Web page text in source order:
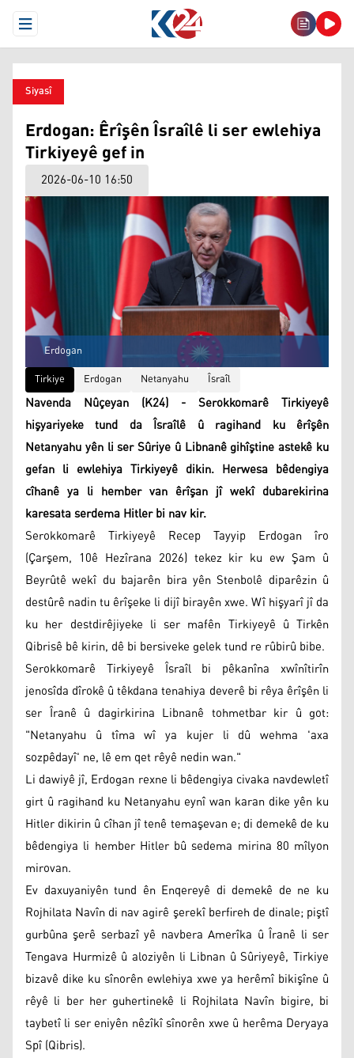
Open Menu
Siyasî
Erdogan: Êrîşên Îsraîlê li ser ewlehiya
Tirkiyeyê gef in
2026-06-10 16:50
Erdogan
Tirkiye
Erdogan Netanyahu Îsraîl
Navenda Nûçeyan (K24) - Serokkomarê Tirkiyeyê
hişyariyeke tund da Îsraîlê û ragihand ku êrîşên
Netanyahu yên li ser Sûriye û Libnanê gihîştine astekê ku
gefan li ewlehiya Tirkiyeyê dikin. Herwesa bêdengiya
cîhanê ya li hember van êrîşan jî wekî dubarekirina
karesata serdema Hitler bi nav kir.
Serokkomarê Tirkiyeyê Recep Tayyip Erdogan îro
(Çarşem, 10ê Hezîrana 2026) tekez kir ku ew Şam û
Beyrûtê wekî du bajarên bira yên Stenbolê diparêzin û
destûrê nadin tu êrîşeke li dijî birayên xwe. Wî hişyarî jî da
ku her destdirêjiyeke li ser mafên Tirkiyeyê û Tirkên
Qibrisê bê kirin, dê bi bersiveke gelek tund re rûbirû bibe.
Serokkomarê Tirkiyeyê Îsraîl bi pêkanîna xwînîtirîn
jenosîda dîrokê û têkdana tenahiya deverê bi rêya êrîşên li
ser Îranê û dagirkirina Libnanê tohmetbar kir û got:
"Netanyahu û tîma wî ya kujer li dû wehma 'axa
sozpêdayî' ne, lê em qet rêyê nedin wan."
Li dawiyê jî, Erdogan rexne li bêdengiya civaka navdewletî
girt û ragihand ku Netanyahu eynî wan karan dike yên ku
Hitler dikirin û cîhan jî tenê temaşevan e; di demekê de ku
bêdengiya li hember Hitler bû sedema mirina 80 mîlyon
mirovan.
Ev daxuyaniyên tund ên Enqereyê di demekê de ne ku
Rojhilata Navîn di nav agirê şerekî berfireh de dinale; piştî
gurbûna şerê serbazî yê navbera Amerîka û Îranê li ser
Tengava Hurmizê û aloziyên li Libnan û Sûriyeyê, Tirkiye
bizavê dike ku sînorên ewlehiya xwe ya herêmî bikişîne û
rêyê li ber her guhertinekê li Rojhilata Navîn bigire, bi
taybetî li ser eniyên nêzîkî sînorên xwe û herêma Deryaya
Spî (Qibris).